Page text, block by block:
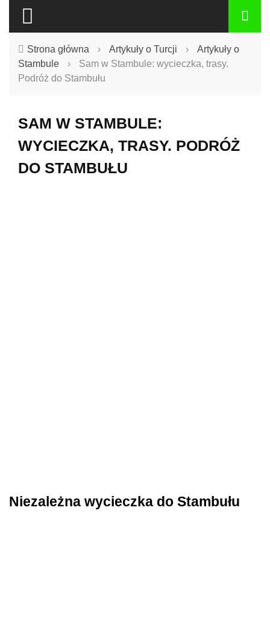
Strona główna › Artykuły o Turcji ›
Artykuły o
Stambule
›
Sam w Stambule: wycieczka, trasy.
Podróż do Stambułu
SAM W STAMBULE:
WYCIECZKA, TRASY. PODRÓŻ
DO STAMBUŁU
Niezależna wycieczka do Stambułu